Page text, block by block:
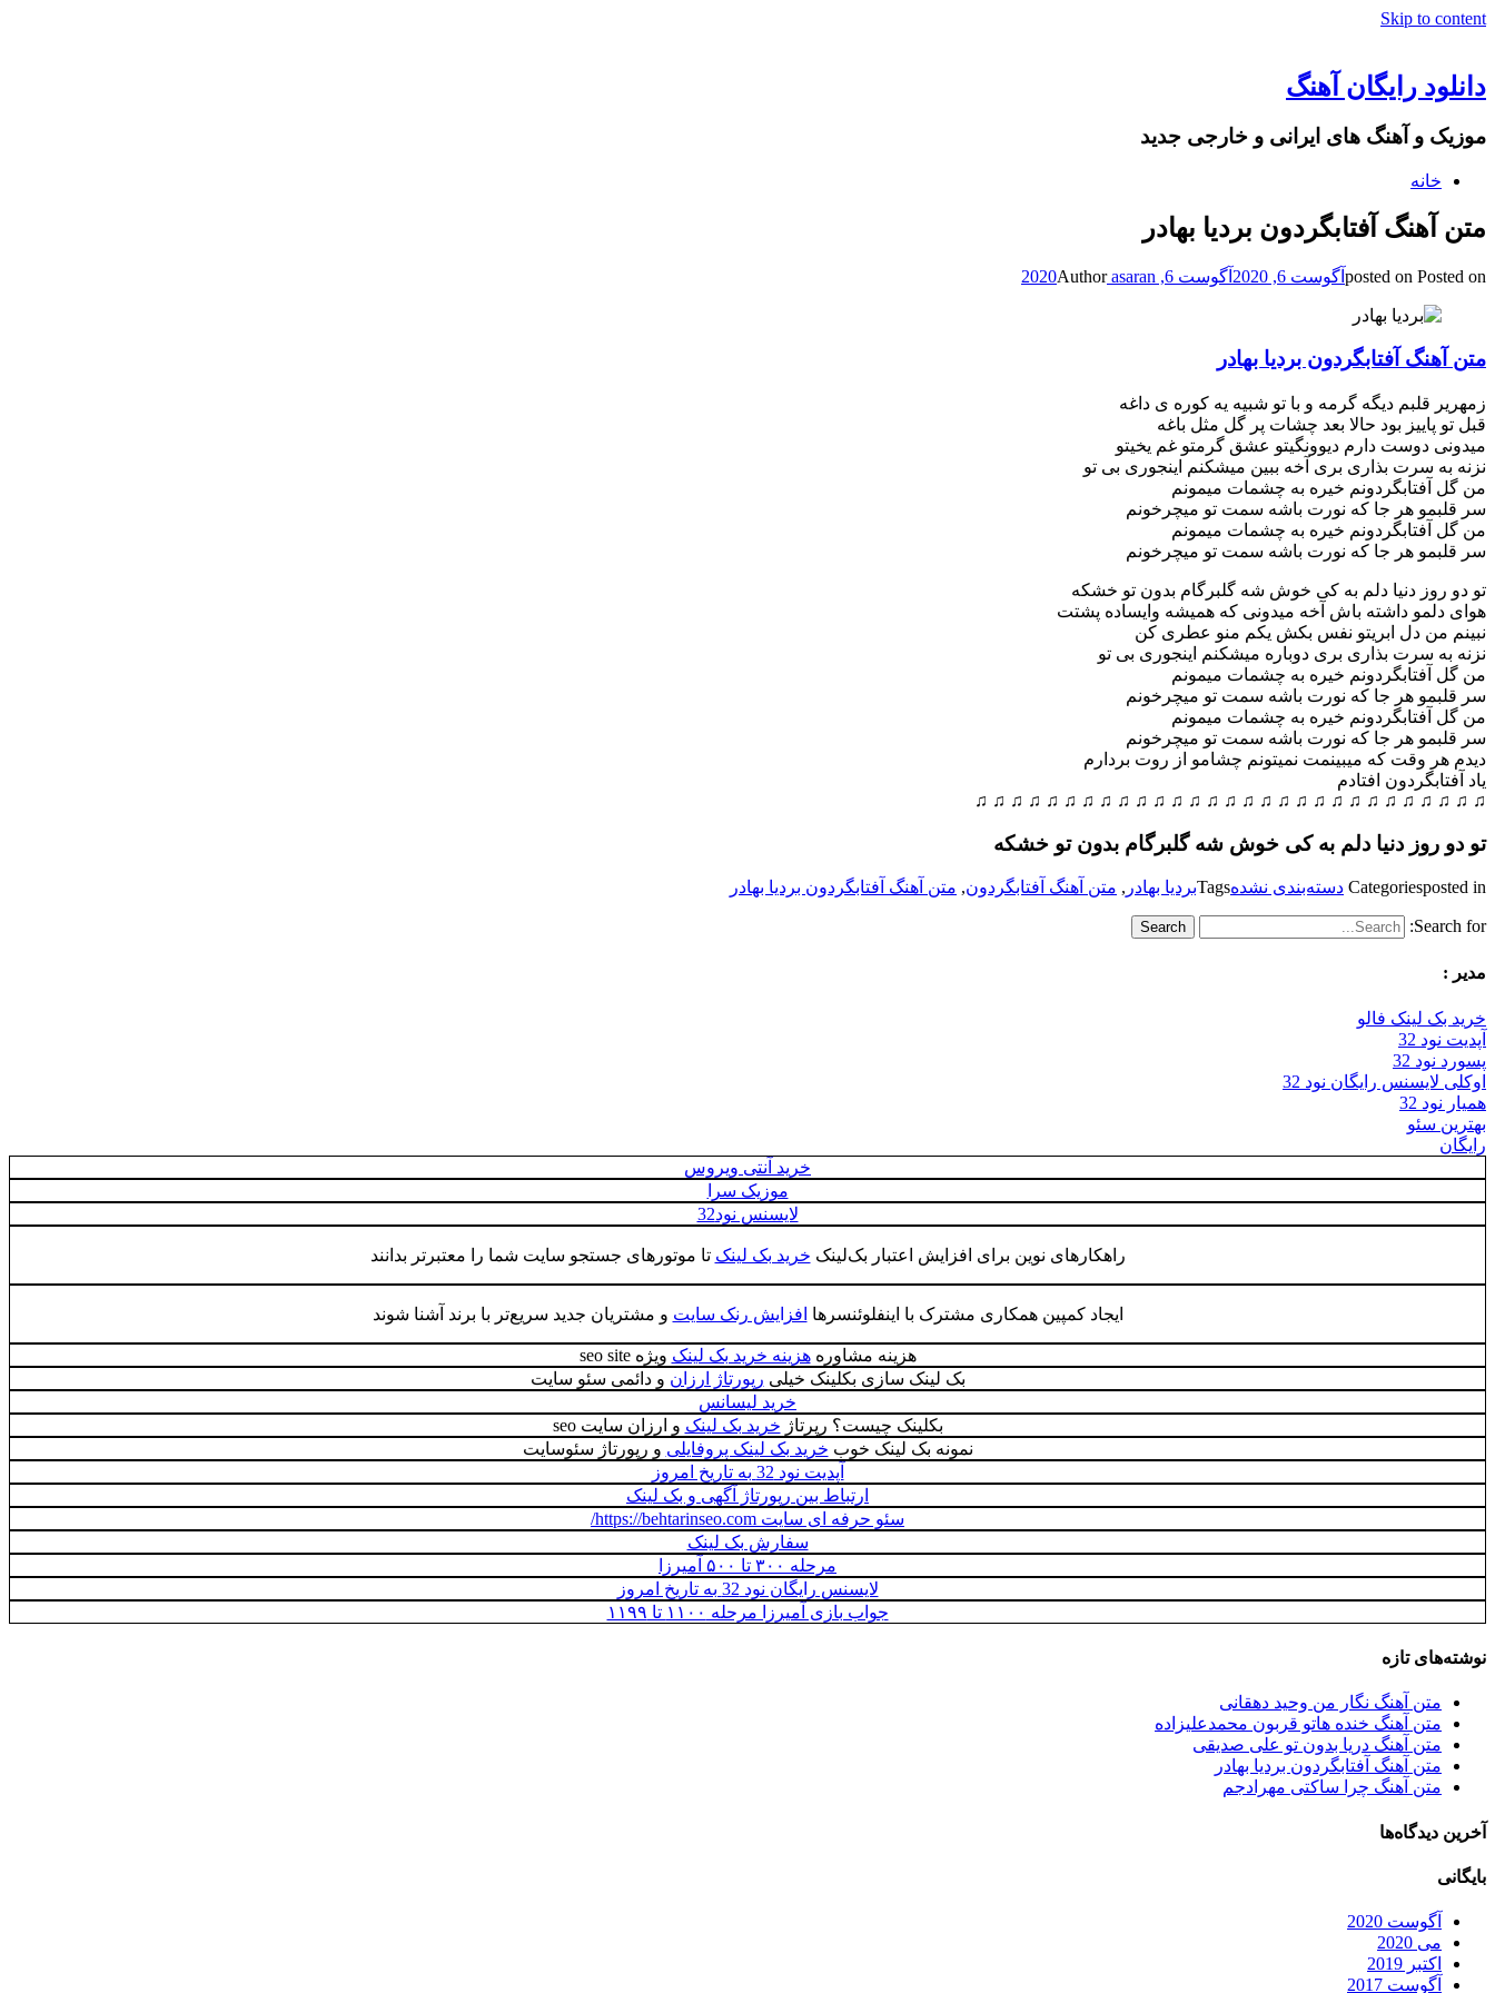
Skip to content
دانلود رایگان آهنگ
موزیک و آهنگ های ایرانی و خارجی جدید
خانه
متن آهنگ آفتابگردون بردیا بهادر
posted on Posted on آگوست 6, 2020 آگوست 6, 2020 Authorasaran
متن آهنگ آفتابگردون بردیا بهادر
زمهریر قلبم دیگه گرمه و با تو شبیه یه کوره ی داغه
قبل تو پاییز بود حالا بعد چشات پر گل مثل باغه
میدونی دوست دارم دیوونگیتو عشق گرمتو غم یخیتو
نزنه به سرت بذاری بری آخه ببین میشکنم اینجوری بی تو
من گل آفتابگردونم خیره به چشمات میمونم
سر قلبمو هر جا که نورت باشه سمت تو میچرخونم
من گل آفتابگردونم خیره به چشمات میمونم
سر قلبمو هر جا که نورت باشه سمت تو میچرخونم
تو دو روز دنیا دلم به کی خوش شه گلبرگام بدون تو خشکه
هوای دلمو داشته باش آخه میدونی که همیشه وایساده پشتت
نبینم من دل ابریتو نفس بکش یکم منو عطری کن
نزنه به سرت بذاری بری دوباره میشکنم اینجوری بی تو
من گل آفتابگردونم خیره به چشمات میمونم
سر قلبمو هر جا که نورت باشه سمت تو میچرخونم
من گل آفتابگردونم خیره به چشمات میمونم
سر قلبمو هر جا که نورت باشه سمت تو میچرخونم
دیدم هر وقت که میبینمت نمیتونم چشامو از روت بردارم
یاد آفتابگردون افتادم
♫ ♫ ♫ ♫ ♫ ♫ ♫ ♫ ♫ ♫ ♫ ♫ ♫ ♫ ♫ ♫ ♫ ♫ ♫ ♫ ♫ ♫ ♫ ♫ ♫ ♫ ♫ ♫ ♫
تو دو روز دنیا دلم به کی خوش شه گلبرگام بدون تو خشکه
Categoriesposted in دسته‌بندی نشدهTagsبردیا بهادر , متن آهنگ آفتابگردون, متن آهنگ آفتابگردون بردیا بهادر
Search for:
مدیر :
خرید بک لینک فالو
آپدیت نود 32
پسورد نود 32
اوکلی لایسنس رایگان نود 32
همیار نود 32
بهترین سئو
رایگان
خرید آنتی ویروس
موزیک سرا
لایسنس نود32
راهکارهای نوین برای ‌افزایش اعتبار بک‌لینک خرید بک لینک تا موتورهای جستجو سایت شما را معتبرتر بدانند
ایجاد کمپین همکاری مشترک با اینفلوئنسرها افزایش رنک سایت و مشتریان جدید سریع‌تر با برند آشنا شوند
هزینه مشاورههزینه خرید بک لینک ویژه seo site
بک لینک سازی بکلینک خیلی رپورتاژ ارزان و دائمی سئو سایت
خرید لیسانس
بکلینک چیست؟ رپرتاژ خرید بک لینک و ارزان سایت seo
نمونه بک لینک خوب خرید بک لینک پروفایلی و رپورتاژ سئوسایت
آپدیت نود 32 به تاریخ امروز
ارتباط بین رپورتاژ آگهی و بک لینک
سئو حرفه ای سایت https://behtarinseo.com/
سفارش بک لینک
مرحله ۳۰۰ تا ۵۰۰ آمیرزا
لایسنس رایگان نود 32 به تاریخ امروز
جواب بازی آمیرزا مرحله ۱۱۰۰ تا ۱۱۹۹
نوشته‌های تازه
متن آهنگ نگار من وحید دهقانی
متن آهنگ خنده هاتو قربون محمدعلیزاده
متن آهنگ دریا بدون تو علی صدیقی
متن آهنگ آفتابگردون بردیا بهادر
متن آهنگ چرا ساکتی مهرادجم
آخرین دیدگاه‌ها
بایگانی
آگوست 2020
می 2020
اکتبر 2019
آگوست 2017